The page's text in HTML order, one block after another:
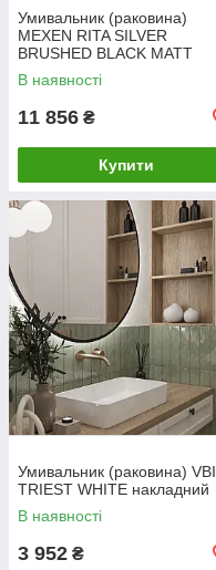
Умивальник (раковина)
MEXEN RITA SILVER
BRUSHED BLACK MATT
накладний
В наявності
11 856 ₴
Купити
Умивальник (раковина) VBI
TRIEST WHITE накладний
В наявності
3 952 ₴